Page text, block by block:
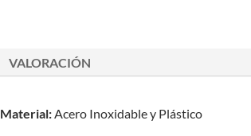
VALORACIÓN
Material: Acero Inoxidable y Plástico